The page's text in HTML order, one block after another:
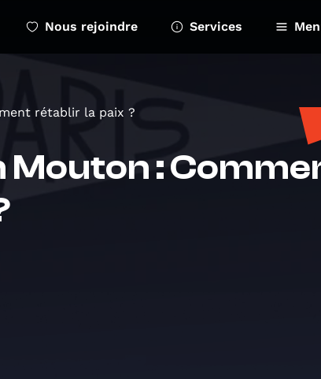
Nous rejoindre Services
rétablir la paix ?
Mouton :